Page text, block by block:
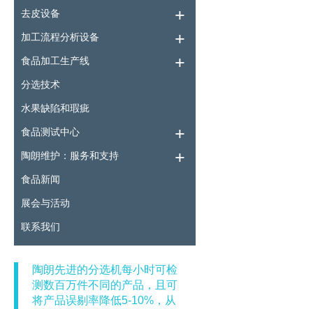
去皮设备
加工流程分析设备
食品加工生产线
分选技术
水果缺陷和瑕疵
食品测试中心
陶朗维护：服务和支持
食品新闻
展会与活动
联系我们
陶朗先进的分选机每小时可检
测数百万件不同的产品，且可
将产品误剔率降低5-10%，从